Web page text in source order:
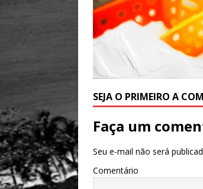
SEJA O PRIMEIRO A
Faça um
Seu e-mail não será
Comentário